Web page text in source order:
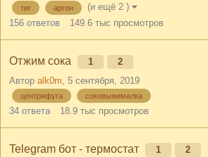
тиг аргон
(и ещё 2 )
156 ответов 149.6 тыс просмотров
Отжим сока 1
2
Автор alk0m 5 сентября, 2019
центрифуга соковыжималка
34 ответа 18.9 тыс просмотров
Telegram бот - термостат 1
2